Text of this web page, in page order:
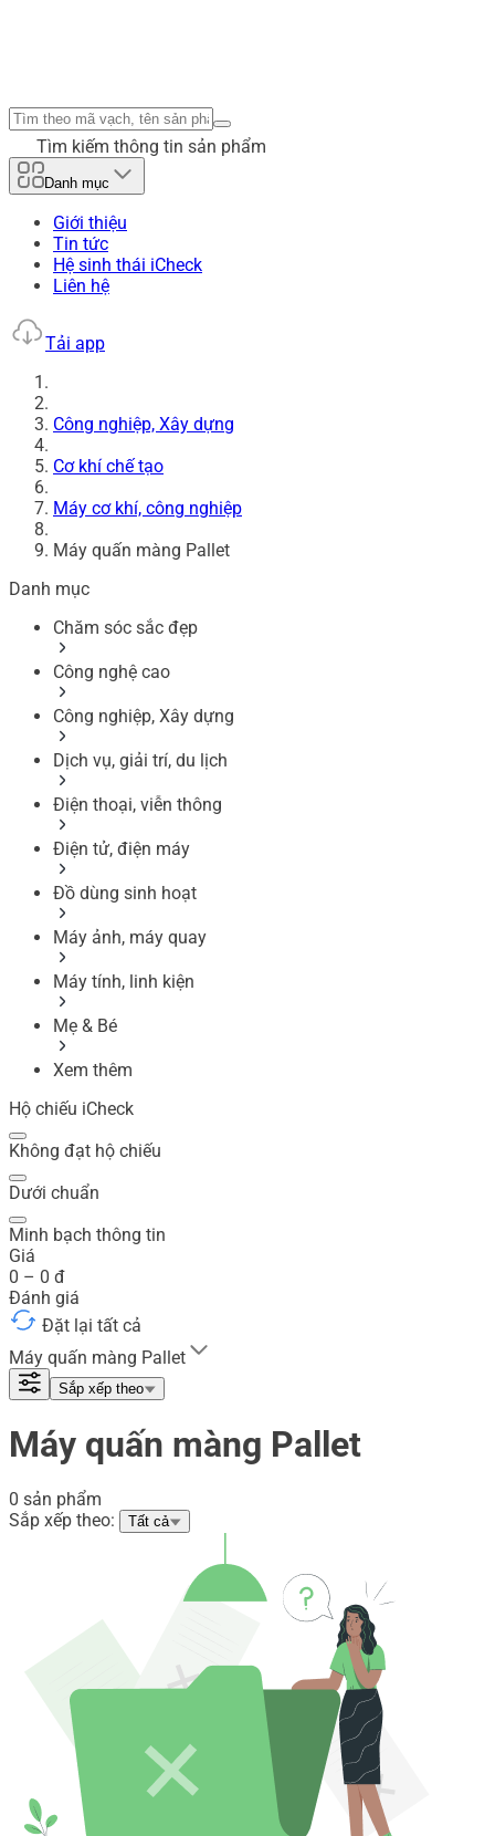
Tìm kiếm thông tin sản phẩm
Danh mục
Giới thiệu
Tin tức
Hệ sinh thái iCheck
Liên hệ
Tải app
Công nghiệp, Xây dựng
Cơ khí chế tạo
Máy cơ khí, công nghiệp
Máy quấn màng Pallet
Danh mục
Chăm sóc sắc đẹp
Công nghệ cao
Công nghiệp, Xây dựng
Dịch vụ, giải trí, du lịch
Điện thoại, viễn thông
Điện tử, điện máy
Đồ dùng sinh hoạt
Máy ảnh, máy quay
Máy tính, linh kiện
Mẹ & Bé
Xem thêm
Hộ chiếu iCheck
Không đạt hộ chiếu
Dưới chuẩn
Minh bạch thông tin
Giá
0 – 0 đ
Đánh giá
Đặt lại tất cả
Máy quấn màng Pallet
Sắp xếp theo
Máy quấn màng Pallet
0 sản phẩm
Sắp xếp theo:
Tất cả